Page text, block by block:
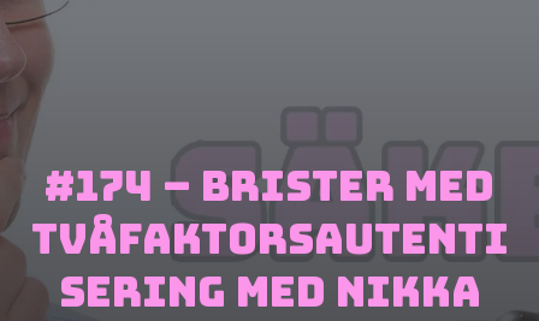
#174 – Brister med
tvåfaktorsautenti
sering med Nikka